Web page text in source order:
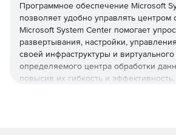
Программное обеспечение Microsoft
позволяет удобно управлять центром
Microsoft System Center помогает
развертывания, настройки,
своей инфраструктуры и
определяемого центра обработки
повысив их гибкость и эффективность.